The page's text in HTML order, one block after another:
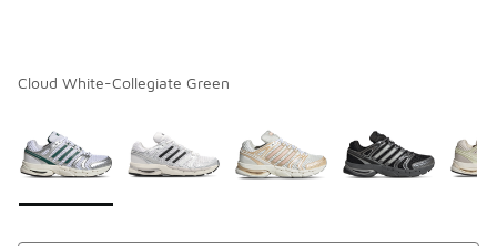
Cloud White-Collegiate Green